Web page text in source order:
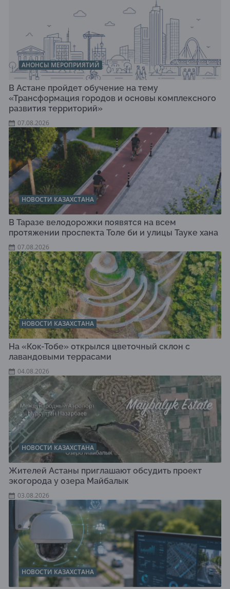
АНОНСЫ МЕРОПРИЯТИЙ
В Астане пройдет обучение на тему
«Трансформация городов и основы комплексного
развития территорий»
07.08.2026
НОВОСТИ КАЗАХСТАНА
В Таразе велодорожки появятся на всем
протяжении проспекта Толе би и улицы Тауке хана
07.08.2026
НОВОСТИ КАЗАХСТАНА
На «Кок-Тобе» открылся цветочный склон с
лавандовыми террасами
04.08.2026
НОВОСТИ КАЗАХСТАНА
Жителей Астаны приглашают обсудить проект
экогорода у озера Майбалык
03.08.2026
НОВОСТИ КАЗАХСТАНА